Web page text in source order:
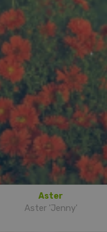
Aster
Aster 'Jenny'